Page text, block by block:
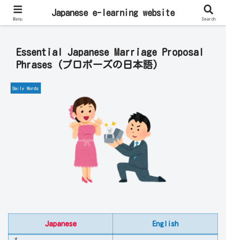
Learn Japanese Online | Private Lessons with Native Japanese Teachers!
Essential Japanese Marriage Proposal
Phrases (プロポーズの日本語)
Daily Words
Japanese English
す
Menu
Japanese e-learning website
Search